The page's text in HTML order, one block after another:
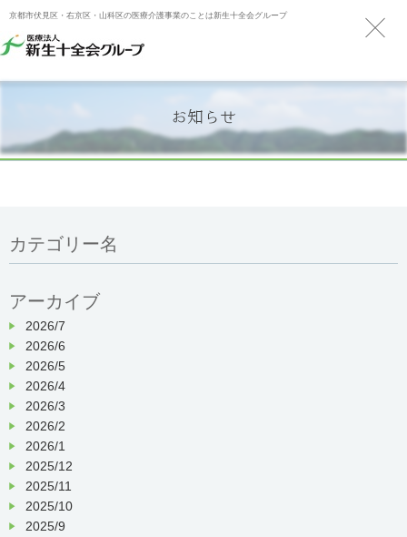
京都市伏見区・右京区・山科区の医療介護事業のことは新生十全会グループ
お知らせ
カテゴリー名
アーカイブ
2026/7
2026/6
2026/5
2026/4
2026/3
2026/2
2026/1
2025/12
2025/11
2025/10
2025/9